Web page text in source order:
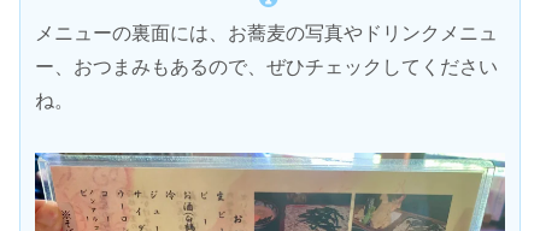
メニューの裏面には、お蕎麦の写真やドリンクメニュ
ー、おつまみもあるので、ぜひチェックしてください
ね。